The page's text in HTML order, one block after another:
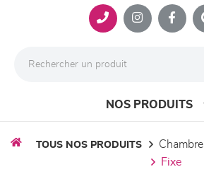
NOS PRODUITS
TOUS NOS PRODUITS
fixe